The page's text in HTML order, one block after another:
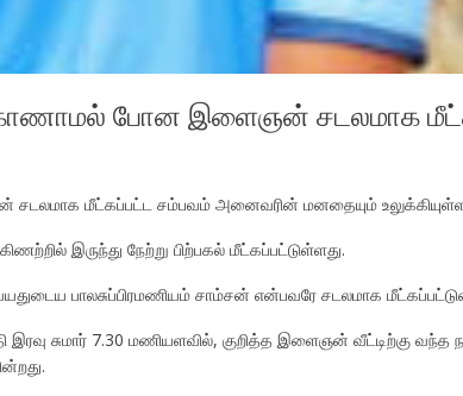
காணாமல் போன இளைஞன் சடலமாக
சடலமாக மீட்கப்பட்ட சம்பவம் அனைவரின் மனதையும்
இருந்து நேற்று பிற்பகல் மீட்கப்பட்டுள்ளது.
வயதுடைய பாலசுப்பிரமணியம் சாம்சன் என்பவரே சடலமாக
சுமார் 7.30 மணியளவில், குறித்த இளைஞன் வீட்டிற்கு வந்த